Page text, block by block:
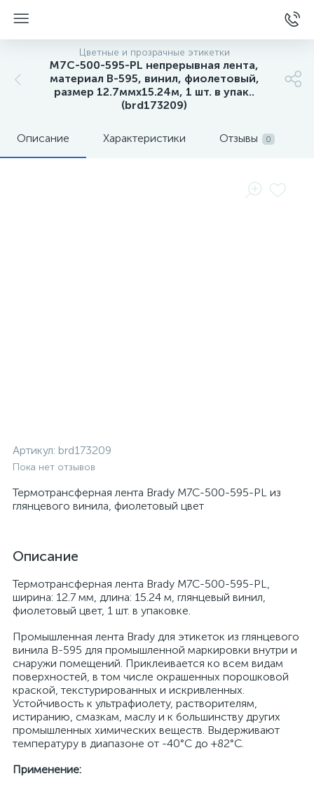
Цветные и прозрачные этикетки
M7C-500-595-PL непрерывная лента,
материал B-595, винил, фиолетовый,
размер 12.7ммх15.24м, 1 шт. в упак..
(brd173209)
Описание Характеристики Отзывы 0
Артикул: brd173209
Пока нет отзывов
Термотрансферная лента Brady M7C-500-595-PL из
глянцевого винила, фиолетовый цвет
Описание
Термотрансферная лента Brady M7C-500-595-PL,
ширина: 12.7 мм, длина: 15.24 м, глянцевый винил,
фиолетовый цвет, 1 шт. в упаковке.
Промышленная лента Brady для этикеток из глянцевого
винила B-595 для промышленной маркировки внутри и
снаружи помещений. Приклеивается ко всем видам
поверхностей, в том числе окрашенных порошковой
краской, текстурированных и искривленных.
Устойчивость к ультрафиолету, растворителям,
истиранию, смазкам, маслу и к большинству других
промышленных химических веществ. Выдерживают
температуру в диапазоне от -40°C до +82°C.
Применение: